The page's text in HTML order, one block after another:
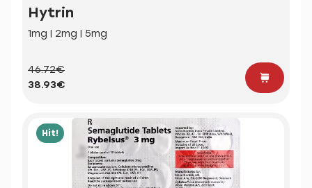
Hytrin
1mg | 2mg | 5mg
46.72€
38.93€
Hit!